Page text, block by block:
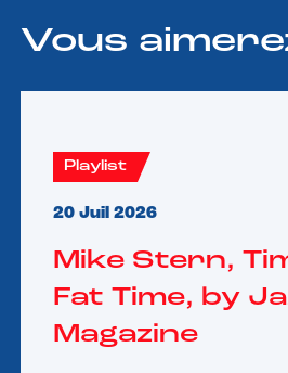
Vous
Playlist
20 Juil 2026
Mike Stern,
Fat Time, by
Magazine